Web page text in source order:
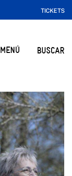
TICKETS
MENÚ BUSCAR